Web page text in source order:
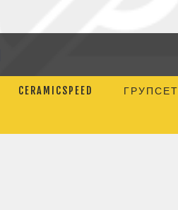
CERAMICSPEED ГРУПСЕТ